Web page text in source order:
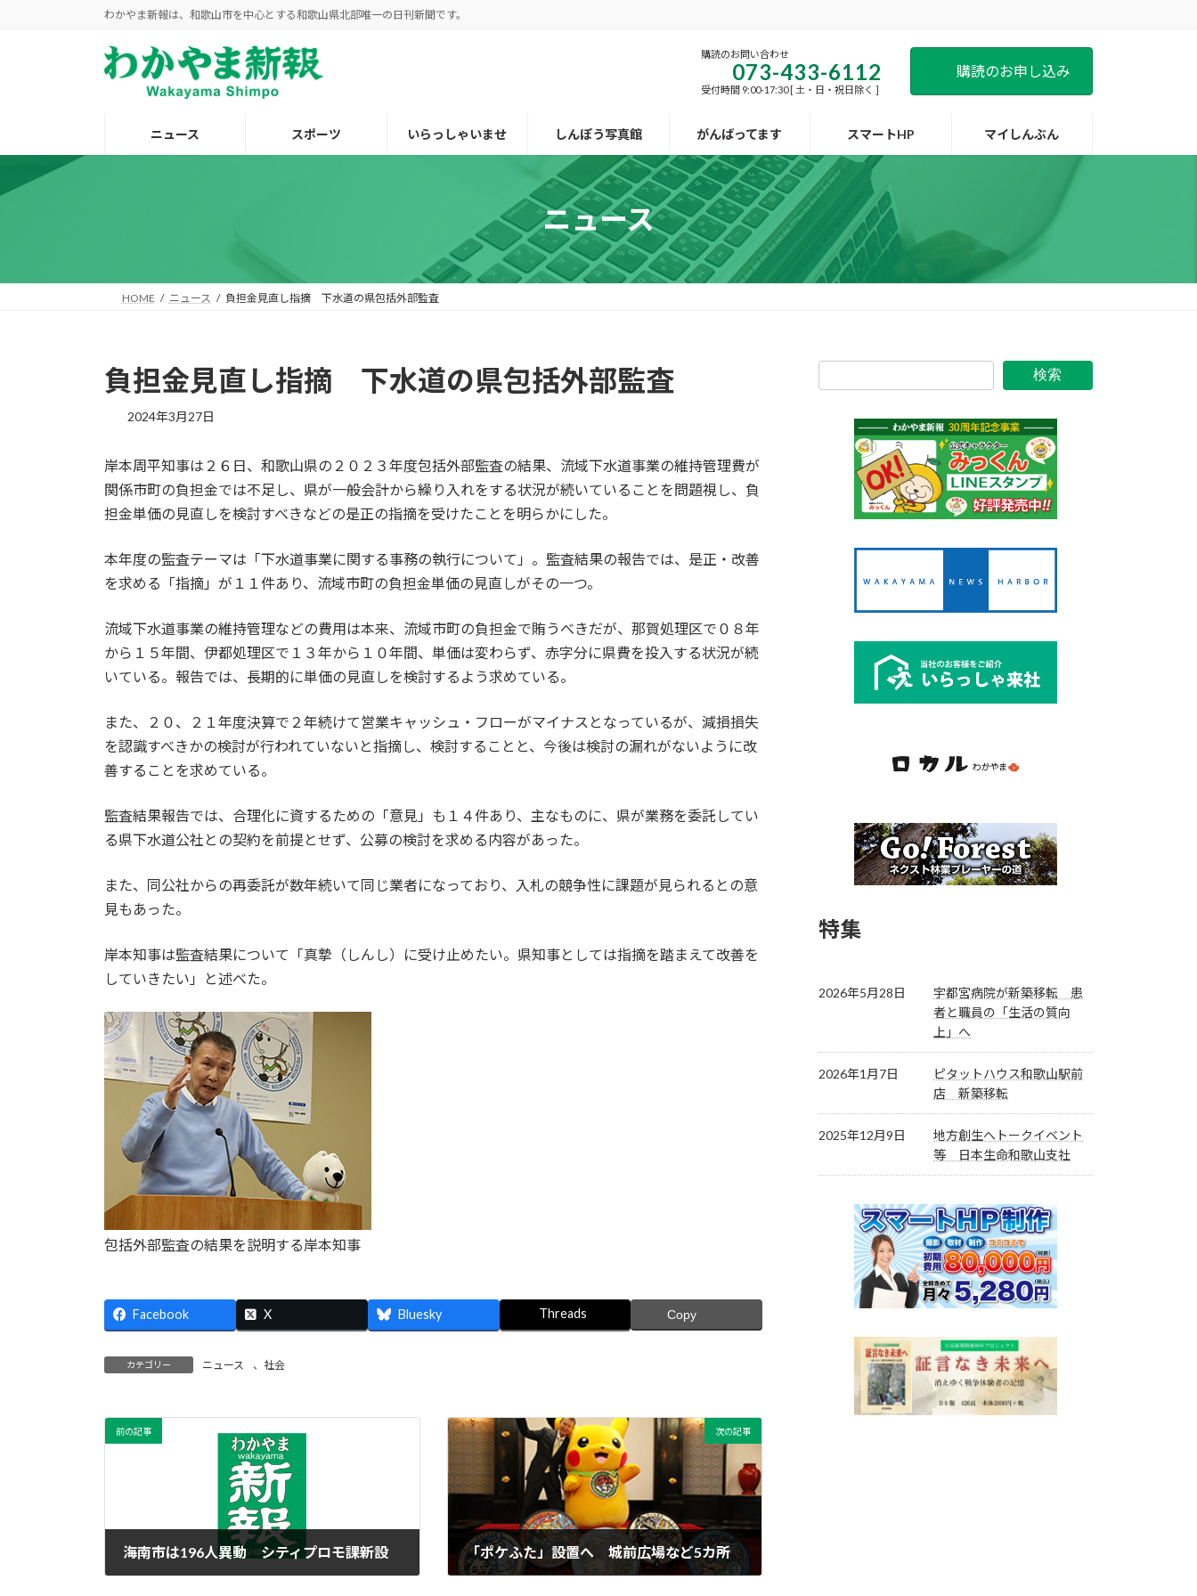
キ
に
わかやま新報は、和歌山市を中心とする和歌山県北部唯一の日刊新聞です。
購読のお問い合わせ
073-433-6112
受付時間 9:00-17:30 [ 土・日・祝日除く ]
購読のお申し込み
ニュース スポーツ いらっしゃいませ しんぽう写真館 がんばってます スマートHP マイしんぶん
ニュース
HOME ニュース 負担金見直し指摘 下水道の県包括外部監査
負担金見直し指摘 下水道の県包括外部監査
2024年3月27日
岸本周平知事は２６日、和歌山県の２０２３年度包括外部監査の結果、流域下水道事業の維持管理費が
関係市町の負担金では不足し、県が一般会計から繰り入れをする状況が続いていることを問題視し、負
担金単価の見直しを検討すべきなどの是正の指摘を受けたことを明らかにした。
本年度の監査テーマは「下水道事業に関する事務の執行について」。監査結果の報告では、是正・改善
を求める「指摘」が１１件あり、流域市町の負担金単価の見直しがその一つ。
流域下水道事業の維持管理などの費用は本来、流域市町の負担金で賄うべきだが、那賀処理区で０８年
から１５年間、伊都処理区で１３年から１０年間、単価は変わらず、赤字分に県費を投入する状況が続
いている。報告では、長期的に単価の見直しを検討するよう求めている。
また、２０、２１年度決算で２年続けて営業キャッシュ・フローがマイナスとなっているが、減損損失
を認識すべきかの検討が行われていないと指摘し、検討することと、今後は検討の漏れがないように改
善することを求めている。
監査結果報告では、合理化に資するための「意見」も１４件あり、主なものに、県が業務を委託してい
る県下水道公社との契約を前提とせず、公募の検討を求める内容があった。
また、同公社からの再委託が数年続いて同じ業者になっており、入札の競争性に課題が見られるとの意
見もあった。
岸本知事は監査結果について「真摯（しんし）に受け止めたい。県知事としては指摘を踏まえて改善を
していきたい」と述べた。
包括外部監査の結果を説明する岸本知事
Facebook X Bluesky Threads Copy
カテゴリー ニュース 、 社会
前の記事
海南市は196人異動 シティプロモ課新設
次の記事
「ポケふた」設置へ 城前広場など5カ所
検索
特集
2026年5月28日
宇都宮病院が新築移転 患
者と職員の「生活の質向
上」へ
2026年1月7日
ピタットハウス和歌山駅前
店 新築移転
2025年12月9日
地方創生へトークイベント
等 日本生命和歌山支社